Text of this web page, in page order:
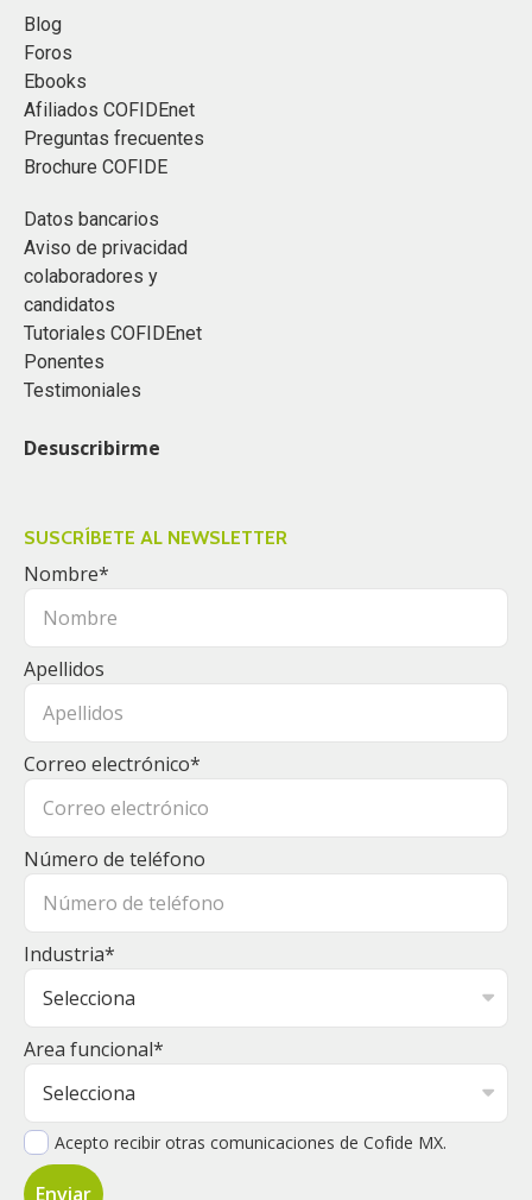
Blog
Foros
Ebooks
Afiliados COFIDEnet
Preguntas frecuentes
Brochure COFIDE
Datos bancarios
Aviso de privacidad
colaboradores y
candidatos
Tutoriales COFIDEnet
Ponentes
Testimoniales
Desuscribirme
SUSCRÍBETE AL NEWSLETTER
Nombre*
Apellidos
Correo electrónico*
Número de teléfono
Industria*
Area funcional*
Acepto recibir otras comunicaciones de Cofide MX.